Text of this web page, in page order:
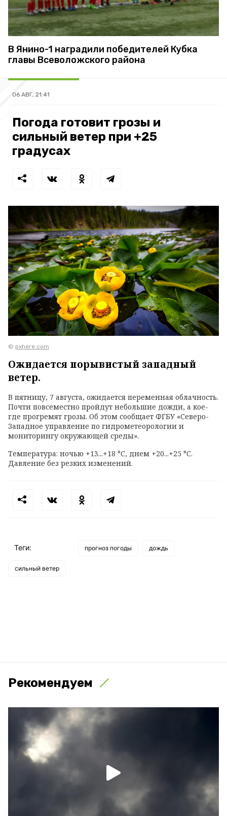
В Янино-1 наградили победителей Кубка
главы Всеволожского района
06 АВГ, 21:41
Погода готовит грозы и
сильный ветер при +25
градусах
© pxhere.com
Ожидается порывистый западный
ветер.
В пятницу, 7 августа, ожидается переменная облачность.
Почти повсеместно пройдут небольшие дожди, а кое-
где прогремят грозы. Об этом сообщает ФГБУ «Северо-
Западное управление по гидрометеорологии и
мониторингу окружающей среды».
Температура: ночью +13...+18 °C, днем +20...+25 °C.
Давление без резких изменений.
Теги: прогноз погоды дождь
сильный ветер
Рекомендуем